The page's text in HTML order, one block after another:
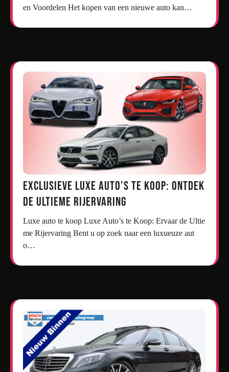
en Voordelen Het kopen van een nieuwe auto kan…
Exclusieve Luxe Auto’s te Koop: Ontdek
de Ultieme Rijervaring
Luxe auto te koop Luxe Auto’s te Koop: Ervaar de Ultie
me Rijervaring Bent u op zoek naar een luxueuze aut
o…